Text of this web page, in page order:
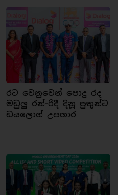
රට වෙනුවෙන් පොදු රද
මඩුලු රන්-රිදී දිනූ පුතුන්ට
ඩයලොග් උපහාර